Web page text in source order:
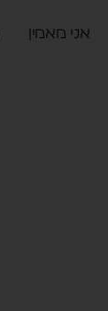
אני מאמין